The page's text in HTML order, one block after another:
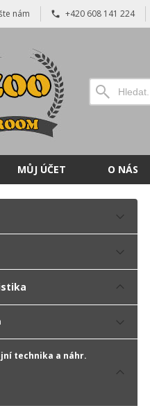
nám +420 608 141 224
MŮJ ÚČET O NÁS
technika a náhr.